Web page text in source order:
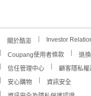
關於酷澎 Investor
Coupang使用者條款
退
信任管理中心
顧客隱私權
安心購物
資訊安全